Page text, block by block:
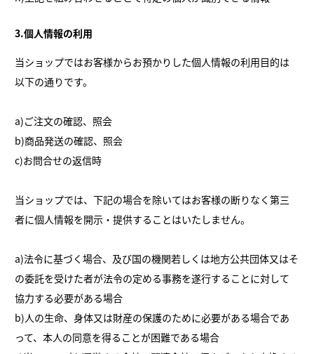
3.個人情報の利用
当ショップではお客様からお預かりした個人情報の利用目的は
以下の通りです。
a)ご注文の確認、照会
b)商品発送の確認、照会
c)お問合せの返信時
当ショップでは、下記の場合を除いてはお客様の断りなく第三
者に個人情報を開示・提供することはいたしません。
a)法令に基づく場合、及び国の機関若しくは地方公共団体又はそ
の委託を受けた者が法令の定める事務を遂行することに対して
協力する必要がある場合
b)人の生命、身体又は財産の保護のために必要がある場合であ
って、本人の同意を得ることが困難である場合